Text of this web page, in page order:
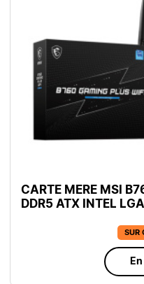
CARTE MERE MSI
DDR5 ATX INTEL
SUR